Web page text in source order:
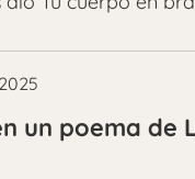
un poema de